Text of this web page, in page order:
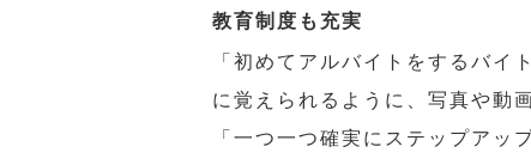
教育制度も充実
「初めてアルバイトをするバ
に覚えられるように、写真や動
「一つ一つ確実にステップア